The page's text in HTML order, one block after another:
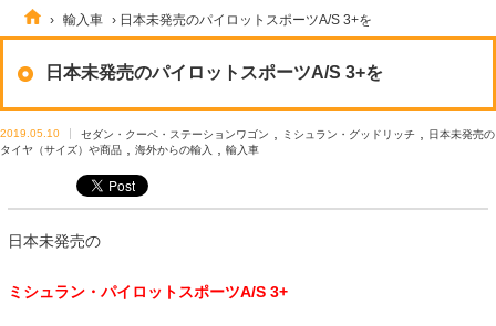
› 輸入車 › 日本未発売のパイロットスポーツA/S 3+を
日本未発売のパイロットスポーツA/S 3+を
2019.05.10 セダン・クーペ・ステーションワゴン ミシュラン・グッドリッチ,
日本未発売の
タイヤ（サイズ）や商品
海外からの輸入 輸入車
日本未発売の
ミシュラン・パイロットスポーツA/S 3+